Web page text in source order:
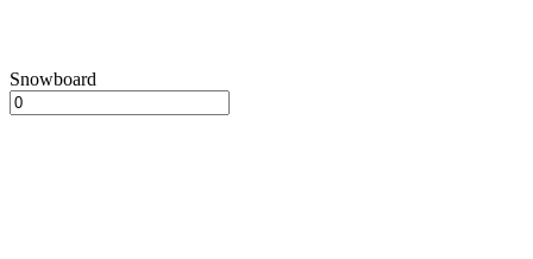
Snowboard